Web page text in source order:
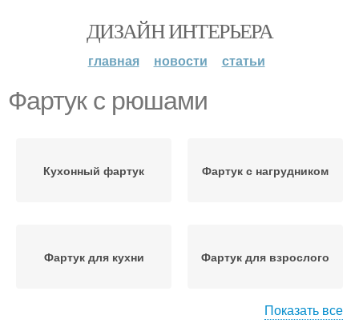
ДИЗАЙН ИНТЕРЬЕРА
главная новости статьи
Фартук с рюшами
Кухонный фартук Фартук с нагрудником
Фартук для кухни Фартук для взрослого
Показать все